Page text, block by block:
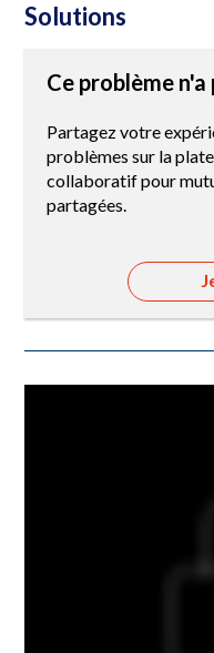
Solutions
Ce problème
Partagez votre
problèmes sur la
collaboratif pour
partagées.